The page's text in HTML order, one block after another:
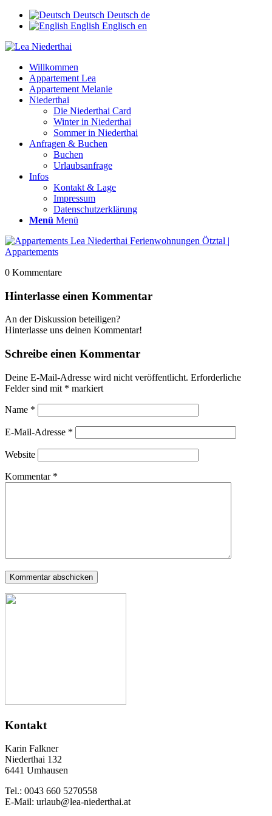
Deutsch Deutsch de
English Englisch en
Willkommen
Appartement Lea
Appartement Melanie
Niederthai
Die Niederthai Card
Winter in Niederthai
Sommer in Niederthai
Anfragen & Buchen
Buchen
Urlaubsanfrage
Infos
Kontakt & Lage
Impressum
Datenschutzerklärung
Menü Menü
0 Kommentare
Hinterlasse einen Kommentar
An der Diskussion beteiligen?
Hinterlasse uns deinen Kommentar!
Schreibe einen Kommentar
Deine E-Mail-Adresse wird nicht veröffentlicht. Erforderliche
Felder sind mit * markiert
Name *
E-Mail-Adresse *
Website
Kommentar *
Kontakt
Karin Falkner
Niederthai 132
6441 Umhausen
Tel.: 0043 660 5270558
E-Mail: urlaub@lea-niederthai.at